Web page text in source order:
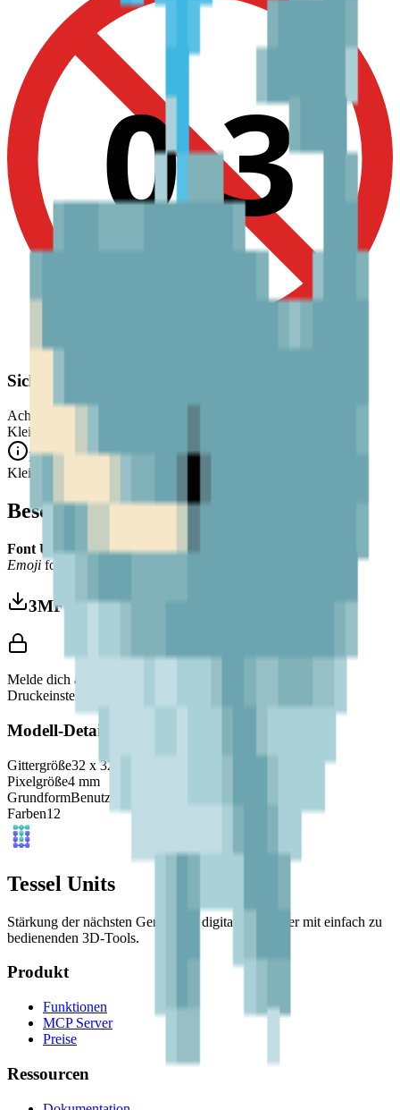
0-3
Sicherheitshinweis
Achtung. Nicht für Kinder unter 3 Jahren geeignet.
Kleine Teile. Erstickungsgefahr.
Entspricht den CE-Sicherheitsstandards (EN 71-1) für
Kleinteile.
Beschreibung
Font Used:This design is inspired by the iconic
Emojifont style, adapted into high-quality pixel art.
3MF herunterladen
Melde dich an, um dieses Modell herunterzuladen und
Druckeinstellungen aufzurufen.
Modell-Details
Gittergröße32 x32
Pixelgröße4 mm
GrundformBenutzerdefiniert
Farben12
Tessel Units
Stärkung der nächsten Generation digitaler Künstler mit einfach zu
bedienenden 3D-Tools.
Produkt
Funktionen
MCP Server
Preise
Ressourcen